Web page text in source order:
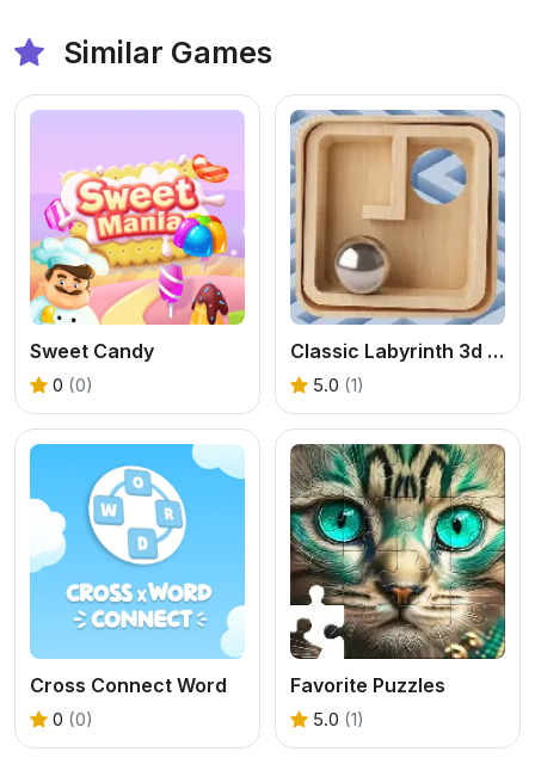
Similar Games
Sweet Candy
0 (0)
Classic Labyrinth 3d Maze
5.0 (1)
Cross Connect Word
0 (0)
Favorite Puzzles
5.0 (1)